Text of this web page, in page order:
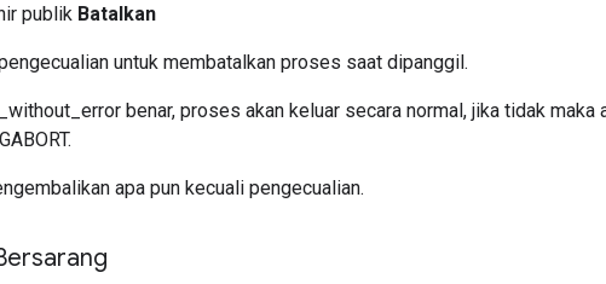
publik Batalkan
untuk membatalkan proses saat dipanggil.
benar, proses akan keluar secara normal, jika tidak maka
apa pun kecuali pengecualian.